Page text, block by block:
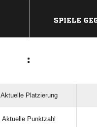
SPIELE
:
Aktuelle Platzierung
Aktuelle Punktzahl